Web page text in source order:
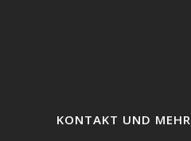
KONTAKT UND MEHR